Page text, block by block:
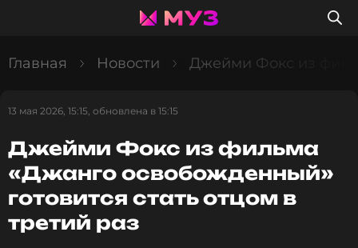
Главная Новости Джейми Фокс из
13 мая 2026, 15:15, обновлена в 15:15
Джейми Фокс из фильма
«Джанго освобожденный»
готовится стать отцом в
третий раз